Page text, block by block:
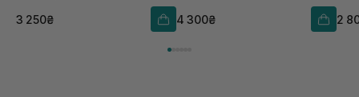
3 250₴ 4 300₴ 2